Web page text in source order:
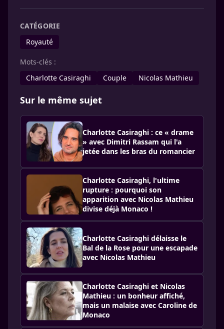
CATÉGORIE
Royauté
Mots-clés :
Charlotte Casiraghi
Couple Nicolas Mathieu
Sur le même sujet
Charlotte Casiraghi : ce « drame
» avec Dimitri Rassam qui l'a
jetée dans les bras du romancier
Charlotte Casiraghi, l'ultime
rupture : pourquoi son
apparition avec Nicolas Mathieu
divise déjà Monaco !
Charlotte Casiraghi délaisse le
Bal de la Rose pour une escapade
avec Nicolas Mathieu
Charlotte Casiraghi et Nicolas
Mathieu : un bonheur affiché,
mais un malaise avec Caroline de
Monaco